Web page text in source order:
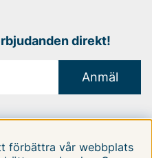
direkt!
Anmäl
förbättra vår webbplats